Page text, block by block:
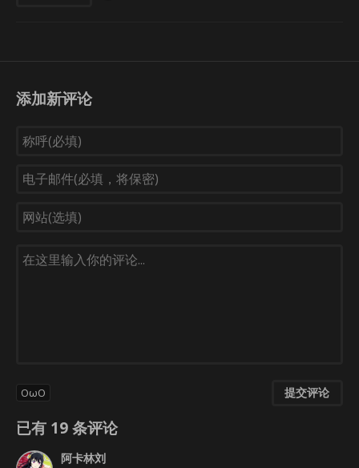
添加新评论
OωO 提交评论
已有 19 条评论
阿卡林刘